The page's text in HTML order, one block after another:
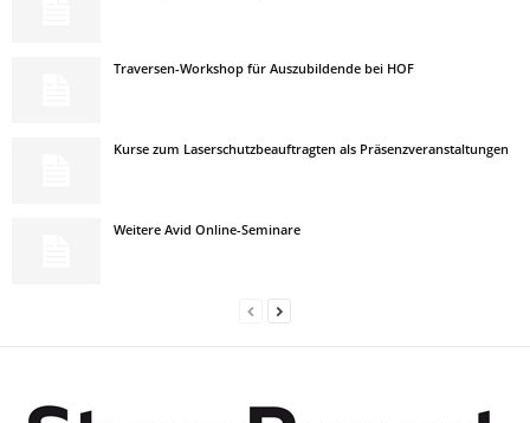
Traversen-Workshop für Auszubildende bei HOF
Kurse zum Laserschutzbeauftragten als Präsenzveranstaltungen
Weitere Avid Online-Seminare